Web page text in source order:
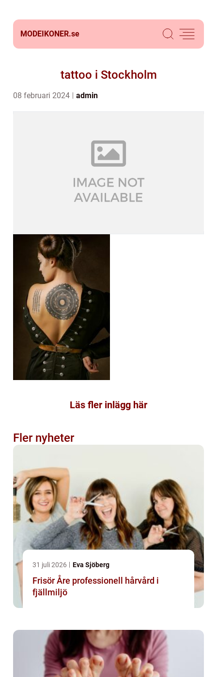
MODEIKONER.se
tattoo i Stockholm
08 februari 2024 admin
Läs fler inlägg här
Fler nyheter
31 juli 2026 Eva Sjöberg
Frisör Åre professionell hårvård i
fjällmiljö